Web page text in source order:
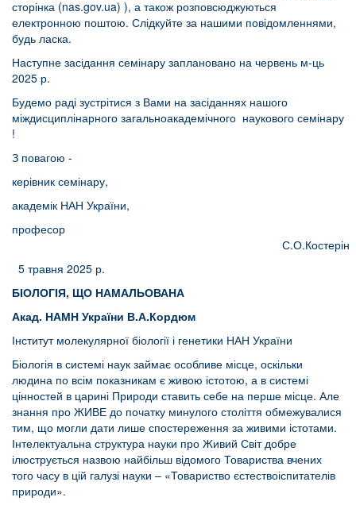
сторінка (nas.gov.ua) ), а також розповсюджуються
електронною поштою. Слідкуйте за нашими повідомленнями,
будь ласка.
Наступне засідання семінару заплановано на червень м-ць
2025 р.
Будемо раді зустрітися з Вами на засіданнях нашого
міждисциплінарного загальноакадемічного наукового семінару
!
З повагою -
керівник семінару,
академік НАН України,
професор
С.О.Костерін
5 травня 2025 р.
БІОЛОГІЯ, ЩО НАМАЛЬОВАНА
Акад. НАМН України В.А.Кордюм
Інститут молекулярної біології і генетики НАН України
Біологія в системі наук займає особливе місце, оскільки
людина по всім показникам є живою істотою, а в системі
цінностей в царині Природи ставить себе на перше місце. Але
знання про ЖИВЕ до початку минулого століття обмежувалися
тим, що могли дати лише спостереження за живими істотами.
Інтелектуальна структура науки про Живий Світ добре
ілюструється назвою найбільш відомого Товариства вчених
того часу в цій галузі науки – «Товариство єстествоіспитателів
природи».